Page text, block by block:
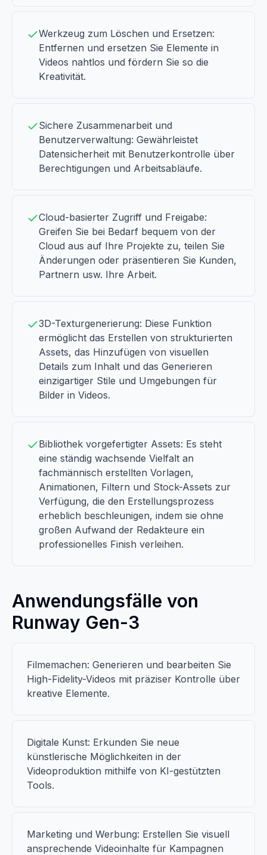
Werkzeug zum Löschen und Ersetzen:
Entfernen und ersetzen Sie Elemente in
Videos nahtlos und fördern Sie so die
Kreativität.
Sichere Zusammenarbeit und
Benutzerverwaltung: Gewährleistet
Datensicherheit mit Benutzerkontrolle über
Berechtigungen und Arbeitsabläufe.
Cloud-basierter Zugriff und Freigabe:
Greifen Sie bei Bedarf bequem von der
Cloud aus auf Ihre Projekte zu, teilen Sie
Änderungen oder präsentieren Sie Kunden,
Partnern usw. Ihre Arbeit.
3D-Texturgenerierung: Diese Funktion
ermöglicht das Erstellen von strukturierten
Assets, das Hinzufügen von visuellen
Details zum Inhalt und das Generieren
einzigartiger Stile und Umgebungen für
Bilder in Videos.
Bibliothek vorgefertigter Assets: Es steht
eine ständig wachsende Vielfalt an
fachmännisch erstellten Vorlagen,
Animationen, Filtern und Stock-Assets zur
Verfügung, die den Erstellungsprozess
erheblich beschleunigen, indem sie ohne
großen Aufwand der Redakteure ein
professionelles Finish verleihen.
Anwendungsfälle von
Runway Gen-3
Filmemachen: Generieren und bearbeiten Sie
High-Fidelity-Videos mit präziser Kontrolle über
kreative Elemente.
Digitale Kunst: Erkunden Sie neue
künstlerische Möglichkeiten in der
Videoproduktion mithilfe von KI-gestützten
Tools.
Marketing und Werbung: Erstellen Sie visuell
ansprechende Videoinhalte für Kampagnen